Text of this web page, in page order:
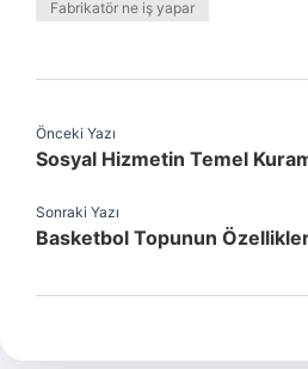
Fabrikatör ne iş yapar
Önceki Yazı
Sosyal Hizmetin Temel
Sonraki Yazı
Basketbol Topunun